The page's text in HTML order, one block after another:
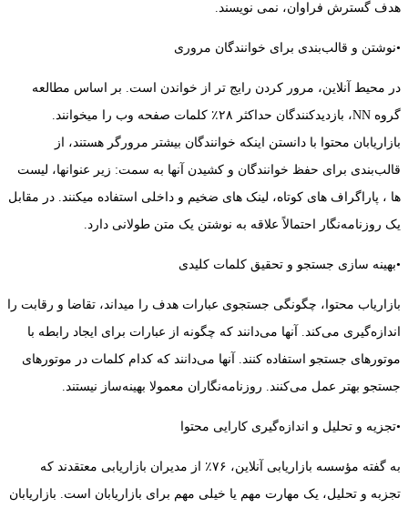
هدف گسترش فراوان، نمی نویسند.
•نوشتن و قالب‌بندی برای خوانندگان مروری
در محیط آنلاین، مرور کردن رایج تر از خواندن است. بر اساس مطالعه‌
گروه NN، بازدیدکنندگان حداکثر ۲۸٪ کلمات صفحه وب را میخوانند.
بازاریابان محتوا با دانستن اینکه خوانندگان بیشتر مرورگر هستند، از
قالب‌بندی برای حفظ خوانندگان و کشیدن آنها به سمت: زیر عنوانها، لیست
ها ، پاراگراف های کوتاه، لینک های ضخیم و داخلی استفاده میکنند. در مقابل
یک روزنامه‌نگار احتمالاً علاقه به نوشتن یک متن طولانی دارد.
•بهینه ‌سازی جستجو و تحقیق کلمات کلیدی
بازاریاب محتوا، چگونگی جستجوی عبارات هدف را میداند، تقاضا و رقابت را
اندازه‌گیری می‌کند. آنها می‌دانند که چگونه از عبارات برای ایجاد رابطه با
موتورهای جستجو استفاده کنند. آنها می‌دانند که کدام کلمات در موتورهای
جستجو بهتر عمل می‌کنند. روزنامه‌نگاران معمولا بهینه‌ساز نیستند.
•تجزیه و تحلیل و اندازه‌گیری کارایی محتوا
به گفته‌ مؤسسه بازاریابی آنلاین، ۷۶٪ از مدیران بازاریابی معتقدند که
تجزبه و تحلیل، یک مهارت مهم یا خیلی مهم برای بازاریابان است. بازاریابان